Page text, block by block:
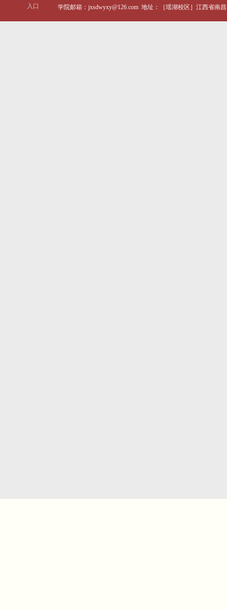
入口
学院邮箱：jxsdwyxy@126.com 地址：［瑶湖校区］江西省南